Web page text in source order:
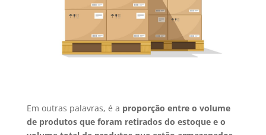
Em outras palavras, é a proporção entre o volume
de produtos que foram retirados do estoque e o